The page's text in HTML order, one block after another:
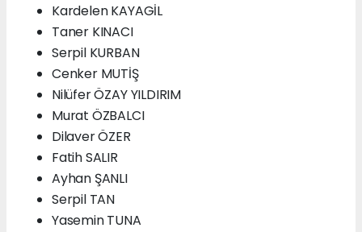
Kardelen KAYAGİL
Taner KINACI
Serpil KURBAN
Cenker MUTİŞ
Nilüfer ÖZAY YILDIRIM
Murat ÖZBALCI
Dilaver ÖZER
Fatih SALIR
Ayhan ŞANLI
Serpil TAN
Yasemin TUNA